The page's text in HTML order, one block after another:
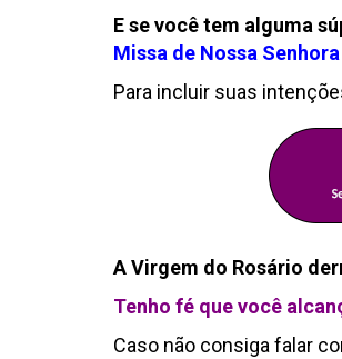
E se você tem alguma
Missa de Nossa
Para incluir suas
A Virgem do Rosário
Tenho fé que você
Caso não consiga falar